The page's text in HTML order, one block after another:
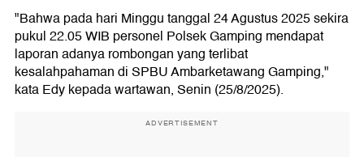
"Bahwa pada hari Minggu tanggal 24 Agustus 2025 sekira
pukul 22.05 WIB personel Polsek Gamping mendapat
laporan adanya rombongan yang terlibat
kesalahpahaman di SPBU Ambarketawang Gamping,"
kata Edy kepada wartawan, Senin (25/8/2025).
ADVERTISEMENT